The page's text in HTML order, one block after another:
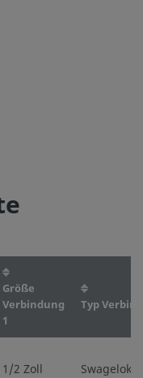
Größe
Verbindung
1
Typ
1/2 Zoll